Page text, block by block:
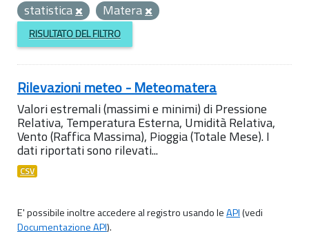
statistica
Matera
RISULTATO DEL FILTRO
Rilevazioni meteo - Meteomatera
Valori estremali (massimi e minimi) di Pressione
Relativa, Temperatura Esterna, Umidità Relativa,
Vento (Raffica Massima), Pioggia (Totale Mese). I
dati riportati sono rilevati...
CSV
E' possibile inoltre accedere al registro usando leAPI(vedi
Documentazione API).